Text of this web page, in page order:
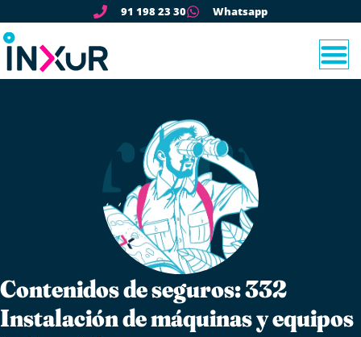
91 198 23 30 Whatsapp
Contenidos de seguros: 332
Instalación de máquinas y equipos